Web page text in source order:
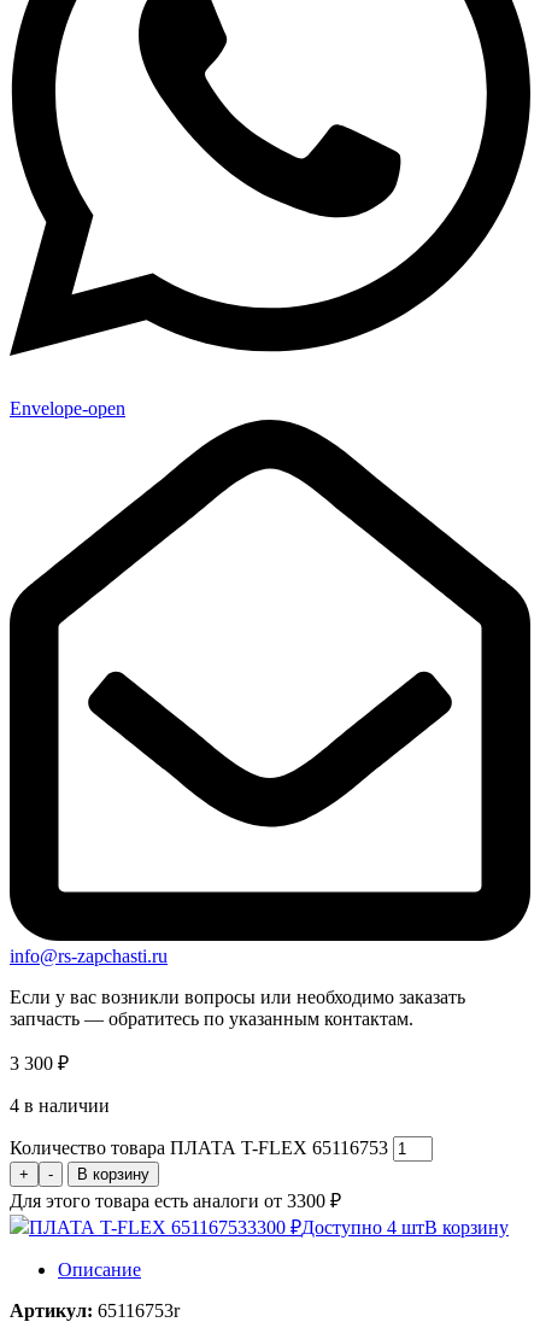
Envelope-open
info@rs-zapchasti.ru
Если у вас возникли вопросы или необходимо заказать
запчасть — обратитесь по указанным контактам.
3 300 ₽
4 в наличии
Количество товара ПЛАТА T-FLEX 65116753
+ - В корзину
Для этого товара есть аналоги от 3300 ₽
ПЛАТА T-FLEX 651167533300 ₽Доступно 4 штВ корзину
Описание
Артикул: 65116753r